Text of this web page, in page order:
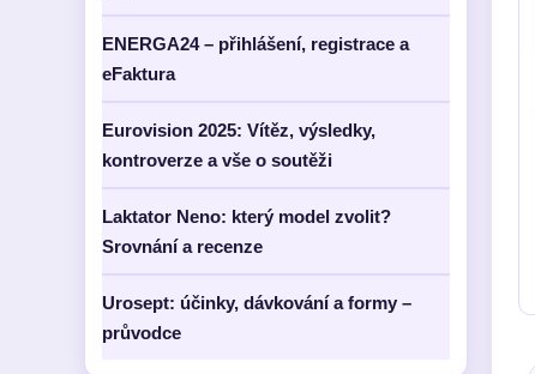
ENERGA24 – přihlášení, registrace a
eFaktura
Eurovision 2025: Vítěz, výsledky,
kontroverze a vše o soutěži
Laktator Neno: který model zvolit?
Srovnání a recenze
Urosept: účinky, dávkování a formy –
průvodce